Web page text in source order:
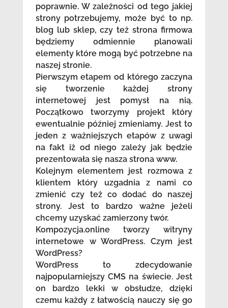
poprawnie. W zależności od tego jakiej
strony potrzebujemy, może być to np.
blog lub sklep, czy też strona firmowa
będziemy odmiennie planowali
elementy które mogą być potrzebne na
naszej stronie.
Pierwszym etapem od którego zaczyna
się tworzenie każdej strony
internetowej jest pomysł na nią.
Początkowo tworzymy projekt który
ewentualnie później zmieniamy. Jest to
jeden z ważniejszych etapów z uwagi
na fakt iż od niego zależy jak będzie
prezentowała się nasza strona www.
Kolejnym elementem jest rozmowa z
klientem który uzgadnia z nami co
zmienić czy też co dodać do naszej
strony. Jest to bardzo ważne jeżeli
chcemy uzyskać zamierzony twór.
Kompozycja.online tworzy witryny
internetowe w WordPress. Czym jest
WordPress?
WordPress to zdecydowanie
najpopularniejszy CMS na świecie. Jest
on bardzo lekki w obsłudze, dzięki
czemu każdy z łatwością nauczy się go